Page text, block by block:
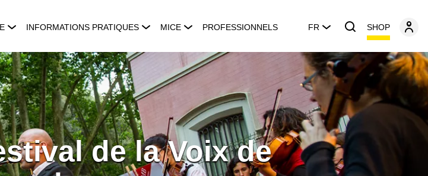
INFORMATIONS PRATIQUES MICE PROFESSIONNELS FR SHOP
de la Voix de